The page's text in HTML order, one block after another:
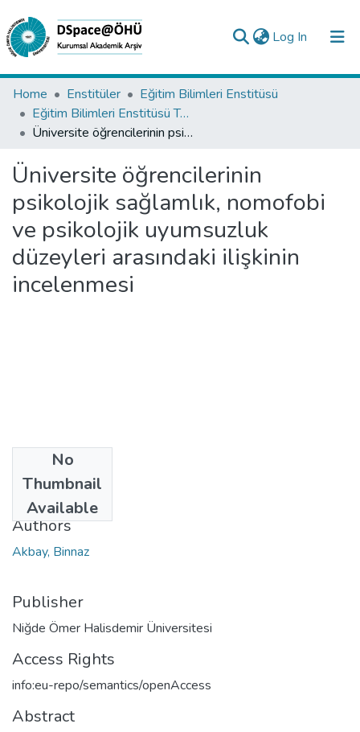
Log In (current)
Collections
All of DSpace
Analyze
Request/Question
Home Enstitüler
Eğitim Bilimleri Enstitüsü
Eğitim Bilimleri Enstitüsü Tez Koleksiyonu
Üniversite öğrencilerinin psikolojik sağlamlık, nomofobi ve psikolojik uyumsuzluk düzeyleri arasındaki ilişkinin incelenmesi
Üniversite öğrencilerinin
psikolojik sağlamlık, nomofobi
ve psikolojik uyumsuzluk
düzeyleri arasındaki ilişkinin
incelenmesi
No
Thumbnail
Available
2024
Authors
Akbay, Binnaz
Publisher
Niğde Ömer Halisdemir Üniversitesi
Access Rights
info:eu-repo/semantics/openAccess
Abstract